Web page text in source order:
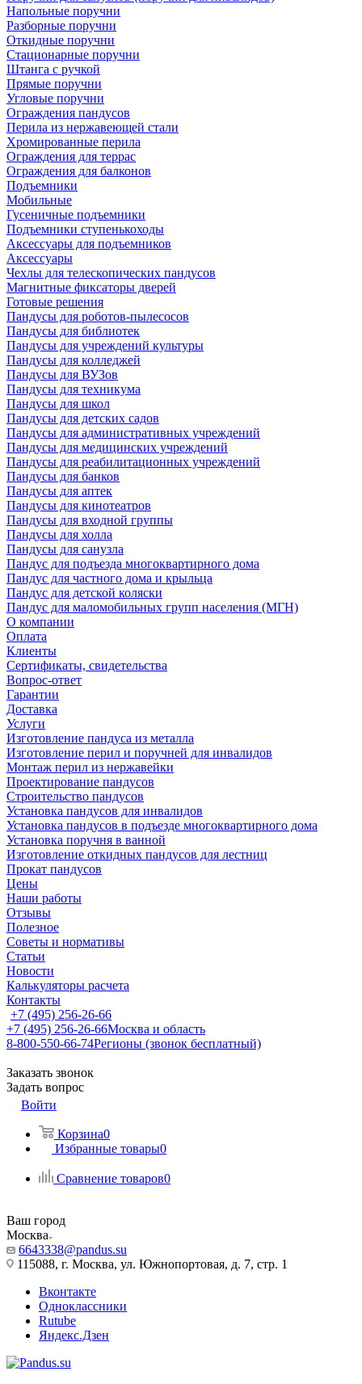
Напольные поручни
Разборные поручни
Откидные поручни
Стационарные поручни
Штанга с ручкой
Прямые поручни
Угловые поручни
Ограждения пандусов
Перила из нержавеющей стали
Хромированные перила
Ограждения для террас
Ограждения для балконов
Подъемники
Мобильные
Гусеничные подъемники
Подъемники ступенькоходы
Аксессуары для подъемников
Аксессуары
Чехлы для телескопических пандусов
Магнитные фиксаторы дверей
Готовые решения
Пандусы для роботов-пылесосов
Пандусы для библиотек
Пандусы для учреждений культуры
Пандусы для колледжей
Пандусы для ВУЗов
Пандусы для техникума
Пандусы для школ
Пандусы для детских садов
Пандусы для административных учреждений
Пандусы для медицинских учреждений
Пандусы для реабилитационных учреждений
Пандусы для банков
Пандусы для аптек
Пандусы для кинотеатров
Пандусы для входной группы
Пандусы для холла
Пандусы для санузла
Пандус для подъезда многоквартирного дома
Пандус для частного дома и крыльца
Пандус для детской коляски
Пандус для маломобильных групп населения (МГН)
О компании
Оплата
Клиенты
Сертификаты, свидетельства
Вопрос-ответ
Гарантии
Доставка
Услуги
Изготовление пандуса из металла
Изготовление перил и поручней для инвалидов
Монтаж перил из нержавейки
Проектирование пандусов
Строительство пандусов
Установка пандусов для инвалидов
Установка пандусов в подъезде многоквартирного дома
Установка поручня в ванной
Изготовление откидных пандусов для лестниц
Прокат пандусов
Цены
Наши работы
Отзывы
Полезное
Советы и нормативы
Статьи
Новости
Калькуляторы расчета
Контакты
+7 (495) 256-26-66
+7 (495) 256-26-66Москва и область
8-800-550-66-74Регионы (звонок бесплатный)
Заказать звонок
Задать вопрос
Войти
Корзина0
Избранные товары0
Сравнение товаров0
Ваш город
Москва
6643338@pandus.su
115088, г. Москва, ул. Южнопортовая, д. 7, стр. 1
Вконтакте
Одноклассники
Rutube
Яндекс.Дзен